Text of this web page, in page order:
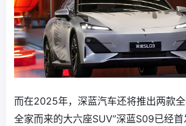
而在2025年，深蓝汽车还将推出两款
全家而来的大六座SUV”深蓝S09已经